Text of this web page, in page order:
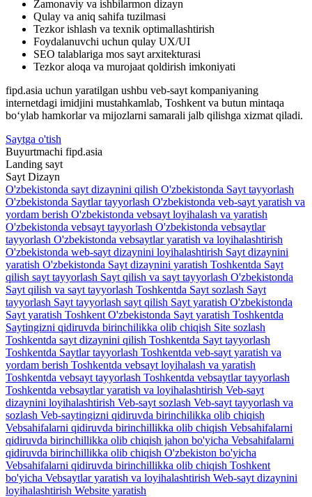
Zamonaviy va ishbilarmon dizayn
Qulay va aniq sahifa tuzilmasi
Tezkor ishlash va texnik optimallashtirish
Foydalanuvchi uchun qulay UX/UI
SEO talablariga mos sayt arxitekturasi
Tezkor aloqa va murojaat qoldirish imkoniyati
fipd.asia uchun yaratilgan ushbu veb-sayt kompaniyaning
internetdagi imidjini mustahkamlab, Toshkent va butun mintaqa
bo‘ylab hamkorlar va mijozlarni samarali jalb qilishga xizmat qiladi.
Saytga o'tish
Buyurtmachi fipd.asia
Landing sayt
Sayt Dizayn
O'zbekistonda sayt dizaynini qilish O'zbekistonda Sayt tayyorlash
O'zbekistonda Saytlar tayyorlash O'zbekistonda veb-sayt yaratish va
yordam berish O'zbekistonda vebsayt loyihalash va yaratish
O'zbekistonda vebsayt tayyorlash O'zbekistonda vebsaytlar
tayyorlash O'zbekistonda vebsaytlar yaratish va loyihalashtirish
O'zbekistonda web-sayt dizaynini loyihalashtirish Sayt dizaynini
yaratish O'zbekistonda Sayt dizaynini yaratish Toshkentda Sayt
qilish sayt tayyorlash Sayt qilish va sayt tayyorlash O'zbekistonda
Sayt qilish va sayt tayyorlash Toshkentda Sayt sozlash Sayt
tayyorlash Sayt tayyorlash sayt qilish Sayt yaratish O'zbekistonda
Sayt yaratish Toshkent O'zbekistonda Sayt yaratish Toshkentda
Saytingizni qidiruvda birinchilikka olib chiqish Site sozlash
Toshkentda sayt dizaynini qilish Toshkentda Sayt tayyorlash
Toshkentda Saytlar tayyorlash Toshkentda veb-sayt yaratish va
yordam berish Toshkentda vebsayt loyihalash va yaratish
Toshkentda vebsayt tayyorlash Toshkentda vebsaytlar tayyorlash
Toshkentda vebsaytlar yaratish va loyihalashtirish Veb-sayt
dizaynini loyihalashtirish Veb-sayt sozlash Veb-sayt tayyorlash va
sozlash Veb-saytingizni qidiruvda birinchilikka olib chiqish
Vebsahifalarni qidiruvda birinchillikka olib chiqish Vebsahifalarni
qidiruvda birinchillikka olib chiqish jahon bo'yicha Vebsahifalarni
qidiruvda birinchillikka olib chiqish O'zbekiston bo'yicha
Vebsahifalarni qidiruvda birinchillikka olib chiqish Toshkent
bo'yicha Vebsaytlar yaratish va loyihalashtirish Web-sayt dizaynini
loyihalashtirish Website yaratish